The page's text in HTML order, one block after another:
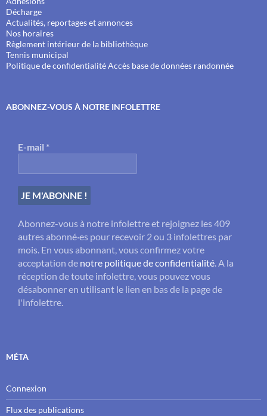
Décharge
Actualités, reportages et annonces
Nos horaires
Règlement intérieur de la bibliothèque
Tennis municipal
Politique de confidentialitéAccès base de données randonnée
ABONNEZ-VOUS À NOTRE INFOLETTRE
E-mail *
Abonnez-vous à notre infolettre et rejoignez les 409
autres abonné·es pour recevoir 2 ou 3 infolettres par
mois. En vous abonnant, vous confirmez votre
acceptation de notre politique de confidentialité. A la
réception de toute infolettre, vous pouvez vous
désabonner en utilisant le lien en bas de la page de
l'infolettre.
MÉTA
Connexion
Flux des publications